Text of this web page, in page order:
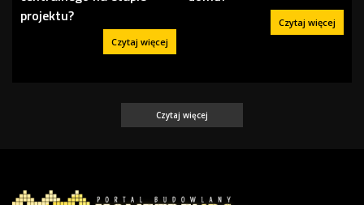
projektu?
Czytaj więcej
Czytaj więcej
Czytaj więcej